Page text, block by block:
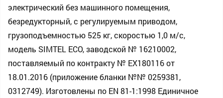
электрический без машинного помещения,
безредукторный, с регулируемым приводом,
грузоподъемностью 525 кг, скоростью 1,0 м/с,
модель SIMTEL ECO, заводской № 16210002,
поставляемый по контракту № ЕХ180116 от
18.01.2016 (приложение бланки №№ 0259381,
0312749). Изготовлены по EN 81-1:1998 Единичное